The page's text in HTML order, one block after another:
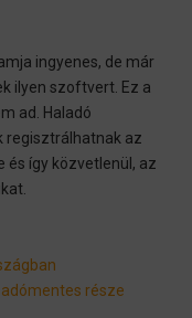
ingyenes, de már
ilyen szoftvert. Ez a
ad. Haladó
regisztrálhatnak az
és így közvetlenül, az
része